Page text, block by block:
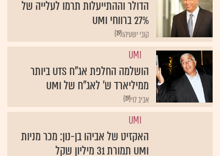
הדולר וההתייעלות תרמו לעלייה של
27% ברווחי UMI
{19}קובי ישעיהו
UMI
הושלמה החלפת אג"ח UTS ביותר
ממיליארד ש' לאג"ח של UMI
{19}אביב לוי
UMI
האקזיט של אביהו בן-נון: מכר מניות
UMI תמורת 31 מיליון שקל